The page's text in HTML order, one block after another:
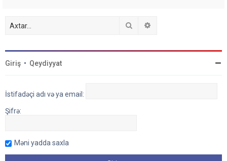
Axtar
Giriş • Qeydiyyat
İstifadəçi adı və ya email:
Şifrə:
Məni yadda saxla